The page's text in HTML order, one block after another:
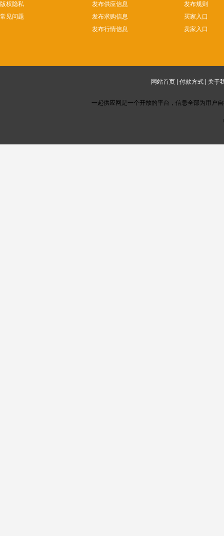
版权隐私
常见问题
发布供应信息
发布求购信息
发布行情信息
发布规则
买家入口
卖家入口
网站首页 付款方式 关于
一起供应网是一个开放的平台，信息全部为用户